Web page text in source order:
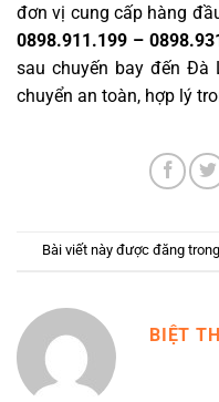
đơn vị cung cấp hàng
0898.911.199 –
sau chuyến bay đến
chuyển an toàn, hợp lý
Bài viết này được đăng trong
BIỆT